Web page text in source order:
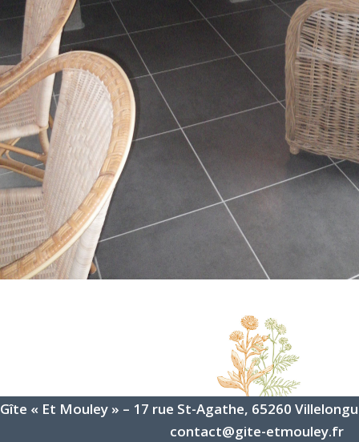
Gîte « Et Mouley » – 17 rue St-Agathe, 65260
contact@gite-etmouley.fr